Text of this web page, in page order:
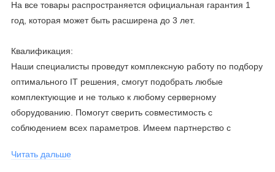
На все товары распространяется официальная гарантия 1
год, которая может быть расширена до 3 лет.
Квалификация:
Наши специалисты проведут комплексную работу по подбору
оптимального IT решения, смогут подобрать любые
комплектующие и не только к любому серверному
оборудованию. Помогут сверить совместимость с
соблюдением всех параметров. Имеем партнерство с
обучение сотрудников, что позволяет исключить ошибки даже
Читать дальше